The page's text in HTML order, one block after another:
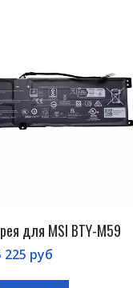
для MSI BTY-M59
225 руб